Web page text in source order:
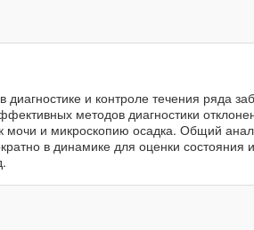
и контроле течения ряда
методов диагностики
мочи и микроскопию осадка. Общий
в динамике для оценки состояния